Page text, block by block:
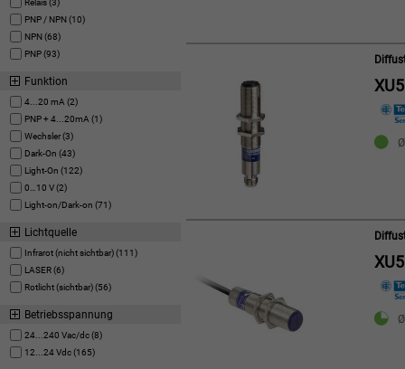
Relais (3)
PNP / NPN (10)
NPN (68)
PNP (93)
Funktion
4...20 mA (2)
PNP + 4...20mA (1)
Wechsler (3)
Dark-On (43)
Light-On (122)
0…10 V (2)
Light-on/Dark-on (71)
Lichtquelle
Infrarot (nicht sichtbar) (111)
LASER (6)
Rotlicht (sichtbar) (56)
Betriebsspannung
24...240 Vac/dc (8)
12...24 Vdc (165)